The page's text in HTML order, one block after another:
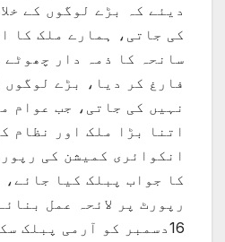
دیئے کہ بڑے لوگوں کے
کی جاتی، ہمارے ملک کا
سانحہ کا ذمہ دار چھوٹے
فارغ کر دیا، بڑے لوگوں
نہیں کی جاتی، جب عوام
اتنا بڑا ملک اور نظام
انکوائری کمیشن کی
کا جواب پبلک کیا جائے،
رپورٹ پر لائحہ عمل
16دسمبر کو آرمی پبلک